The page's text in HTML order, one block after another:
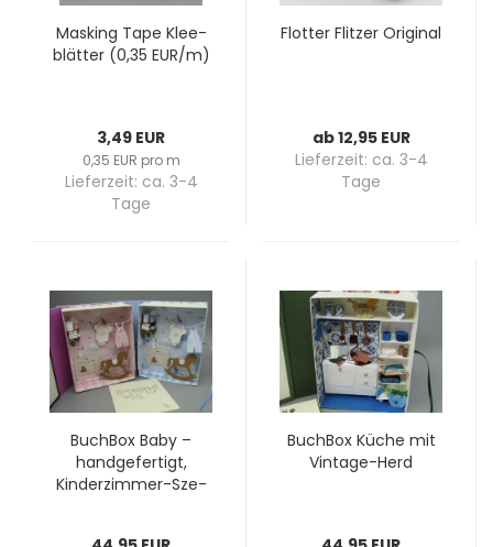
Mas­king Tape Klee­
blät­ter (0,35 EUR/m)
3,49 EUR
0,35 EUR pro m
Lieferzeit: ca. 3-4
Tage
Flot­ter Flit­zer Ori­gi­nal
ab 12,95 EUR
Lieferzeit: ca. 3-4
Tage
Buch­Box Baby –
hand­ge­fer­tigt,
Kinderzimmer-​​Sze­
Buch­Box Küche mit
Vintage-​​Herd